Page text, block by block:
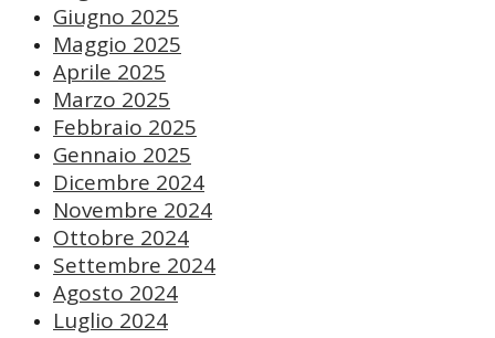
Giugno 2025
Maggio 2025
Aprile 2025
Marzo 2025
Febbraio 2025
Gennaio 2025
Dicembre 2024
Novembre 2024
Ottobre 2024
Settembre 2024
Agosto 2024
Luglio 2024